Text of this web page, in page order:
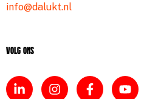
info@dalukt.nl
Volg ons